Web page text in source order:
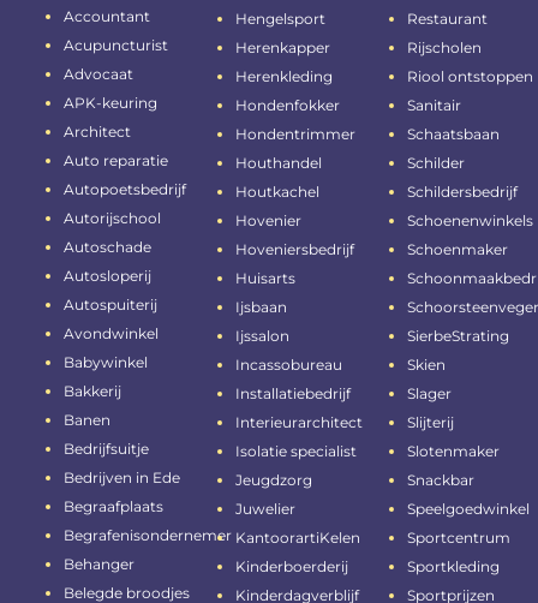
Accountant
Acupuncturist
Advocaat
APK-keuring
Architect
Auto reparatie
Autopoetsbedrijf
Autorijschool
Autoschade
Autosloperij
Autospuiterij
Avondwinkel
Babywinkel
Bakkerij
Banen
Bedrijfsuitje
Bedrijven in Ede
Begraafplaats
Begrafenisondernemer
Behanger
Belegde broodjes
Hengelsport
Herenkapper
Herenkleding
Hondenfokker
Hondentrimmer
Houthandel
Houtkachel
Hovenier
Hoveniersbedrijf
Huisarts
Ijsbaan
Ijssalon
Incassobureau
Installatiebedrijf
Interieurarchitect
Isolatie specialist
Jeugdzorg
Juwelier
KantoorartiKelen
Kinderboerderij
Kinderdagverblijf
Restaurant
Rijscholen
Riool ontstoppen
Sanitair
Schaatsbaan
Schilder
Schildersbedrijf
Schoenenwinkels
Schoenmaker
Schoorsteenveger
SierbeStrating
Skien
Slager
Slijterij
Slotenmaker
Snackbar
Speelgoedwinkel
Sportcentrum
Sportkleding
Sportprijzen